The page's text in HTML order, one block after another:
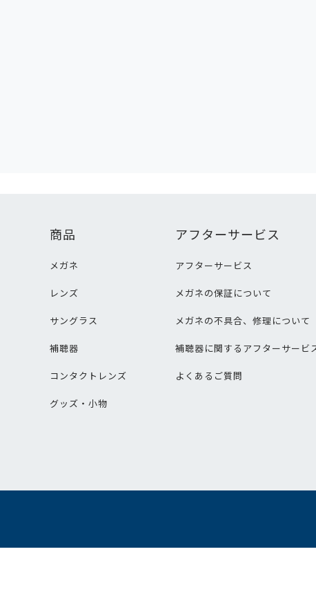
商品
メガネ
レンズ
サングラス
補聴器
コンタクトレンズ
グッズ・小物
アフターサービス
アフターサービス
メガネの保証について
メガネの不具合、修理について
補聴器に関するアフターサービ
よくあるご質問